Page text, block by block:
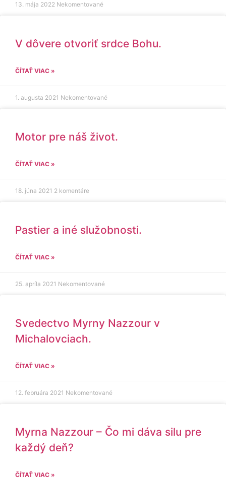
13. mája 2022 Nekomentované
V dôvere otvoriť srdce Bohu.
ČÍTAŤ VIAC »
1. augusta 2021 Nekomentované
Motor pre náš život.
ČÍTAŤ VIAC »
18. júna 2021 2 komentáre
Pastier a iné služobnosti.
ČÍTAŤ VIAC »
25. apríla 2021 Nekomentované
Svedectvo Myrny Nazzour v
Michalovciach.
ČÍTAŤ VIAC »
12. februára 2021 Nekomentované
Myrna Nazzour – Čo mi dáva silu pre
každý deň?
ČÍTAŤ VIAC »